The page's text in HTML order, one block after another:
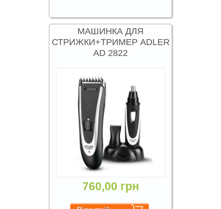
МАШИНКА ДЛЯ
СТРИЖКИ+ТРИМЕР ADLER
AD 2822
760,00 грн